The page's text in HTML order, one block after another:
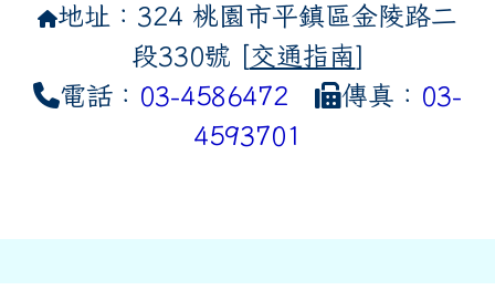
地址：324 桃園市平鎮區金陵路二
段330號 [交通指南]
電話： 03-4586472 傳真： 03-
4593701